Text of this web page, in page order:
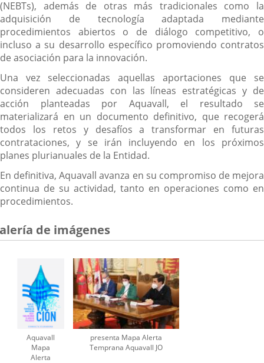
(NEBTs), además de otras más tradicionales como la
adquisición de tecnología adaptada mediante
procedimientos abiertos o de diálogo competitivo, o
incluso a su desarrollo específico promoviendo contratos
de asociación para la innovación.
Una vez seleccionadas aquellas aportaciones que se
consideren adecuadas con las líneas estratégicas y de
acción planteadas por Aquavall, el resultado se
materializará en un documento definitivo, que recogerá
todos los retos y desafíos a transformar en futuras
contrataciones, y se irán incluyendo en los próximos
planes plurianuales de la Entidad.
En definitiva, Aquavall avanza en su compromiso de mejora
continua de su actividad, tanto en operaciones como en
procedimientos.
de imágenes
Aquavall
Mapa
Alerta
presenta Mapa Alerta
Temprana Aquavall JO